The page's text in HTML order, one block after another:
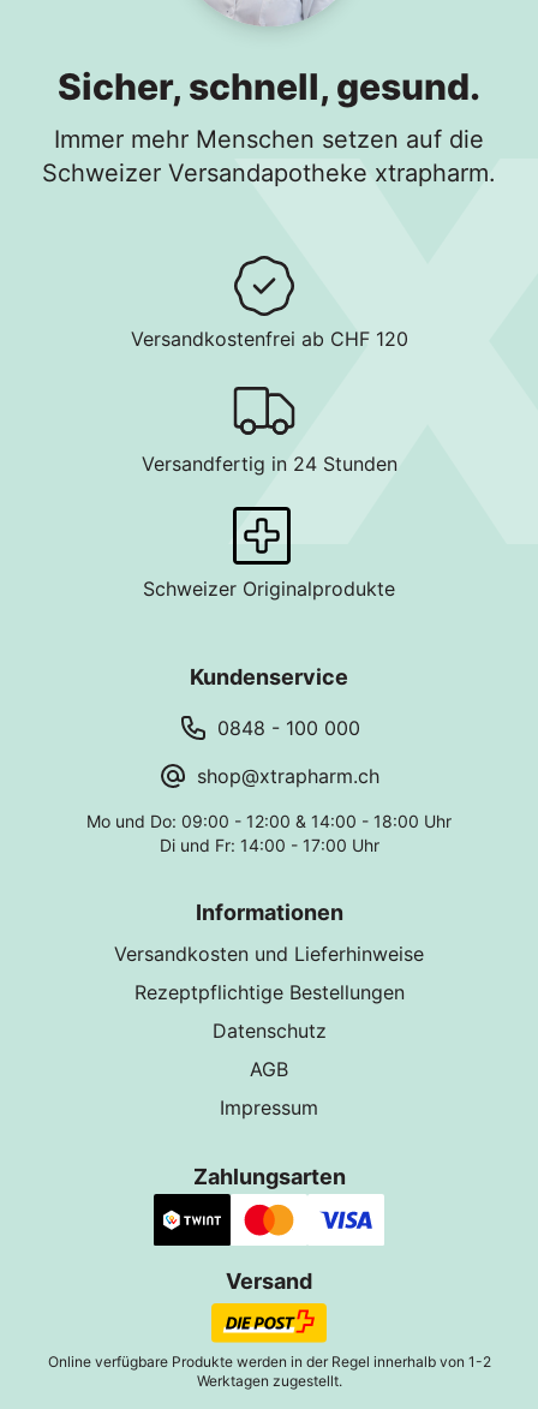
Sicher, schnell, gesund.
Immer mehr Menschen setzen auf die
Schweizer Versandapotheke xtrapharm.
Versandkostenfrei ab CHF 120
Versandfertig in 24 Stunden
Schweizer Originalprodukte
Kundenservice
0848 - 100 000
shop@xtrapharm.ch
Mo und Do: 09:00 - 12:00 & 14:00 - 18:00 Uhr
Di und Fr: 14:00 - 17:00 Uhr
Informationen
Versandkosten und Lieferhinweise
Rezeptpflichtige Bestellungen
Datenschutz
AGB
Impressum
Zahlungsarten
Versand
Online verfügbare Produkte werden in der Regel innerhalb von 1-2
Werktagen zugestellt.